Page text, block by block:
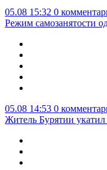
05.08 15:32 0
Режим самозанятости
05.08 14:53 0
Житель Бурятии укатил